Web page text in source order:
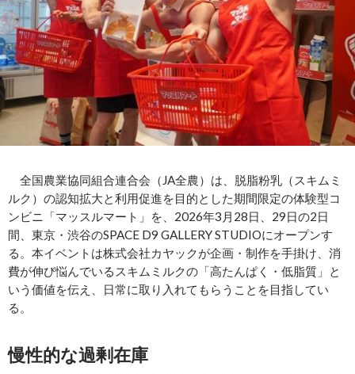
全国農業協同組合連合会（JA全農）は、脱脂粉乳（スキムミ
ルク）の認知拡大と利用促進を目的とした期間限定の体験型コ
ンビニ「マッスルマート」を、2026年3月28日、29日の2日
間、東京・渋谷のSPACE D9 GALLERY STUDIOにオープンす
る。本イベントは株式会社カヤックが企画・制作を手掛け、消
費が伸び悩んでいるスキムミルクの「高たんぱく・低脂質」と
いう価値を伝え、日常に取り入れてもらうことを目指してい
る。
慢性的な過剰在庫